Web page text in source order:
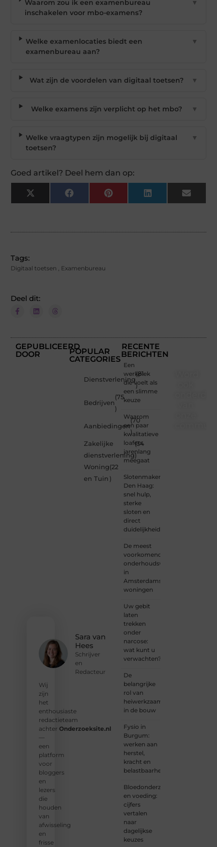
Waarom zou ik een examenbureau
inschakelen voor mbo-examens?
▼
Welke examenlocaties biedt een
examenbureau aan?
▼
Wat zijn de voordelen van digitaal toetsen? ▼
Welke examens zijn verplicht op het mbo? ▼
Welke vraagtypen zijn mogelijk bij digitaal
toetsen?
▼
Goed artikel? Deel hem dan op:
X
(Twitter)
Facebook Pinterest LinkedIn Email
Tags:
Digitaal toetsen Examenbureau
Deel dit:
GEPUBLICEERD
DOOR
Sara van
Hees
Schrijver
en
Redacteur
Wij
zijn
het
enthousiaste
redactieteam
achter Onderzoeksite.nl
—
een
platform
voor
bloggers
en
lezers
die
houden
van
afwisseling
en
frisse
POPULAR
CATEGORIES
Dienstverlening
(81
)
Bedrijven
(75
)
Aanbiedingen
(70
)
Zakelijke
dienstverlening
(34
)
Woning
en Tuin
(22
)
RECENTE
BERICHTEN
Een
werkplek
die voelt als
een slimme
keuze
Waarom
een paar
kwalitatieve
loafers
jarenlang
meegaat
Slotenmaker
Den Haag:
snel hulp,
sterke
sloten en
direct
duidelijkheid
De meest
voorkomende
onderhoudswerkzaamheden
in
Amsterdamse
woningen
Uw gebit
laten
trekken
onder
narcose:
wat kunt u
verwachten?
De
belangrijke
rol van
heiwerkzaamheden
in de bouw
Fysio in
Burgum:
werken aan
herstel,
kracht en
belastbaarheid
Bloedonderzoek
en voeding:
cijfers
vertalen
naar
dagelijkse
keuzes